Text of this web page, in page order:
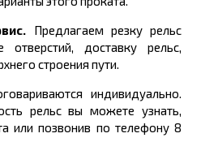
Предлагаем резку рельс
отверстий, доставку рельс,
строения пути.
индивидуально.
рельс вы можете узнать,
или позвонив по телефону 8